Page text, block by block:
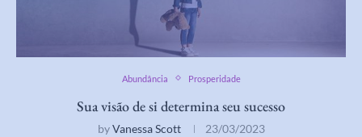
Abundância Prosperidade
Sua visão de si determina seu sucesso
byVanessa Scott 23/03/2023